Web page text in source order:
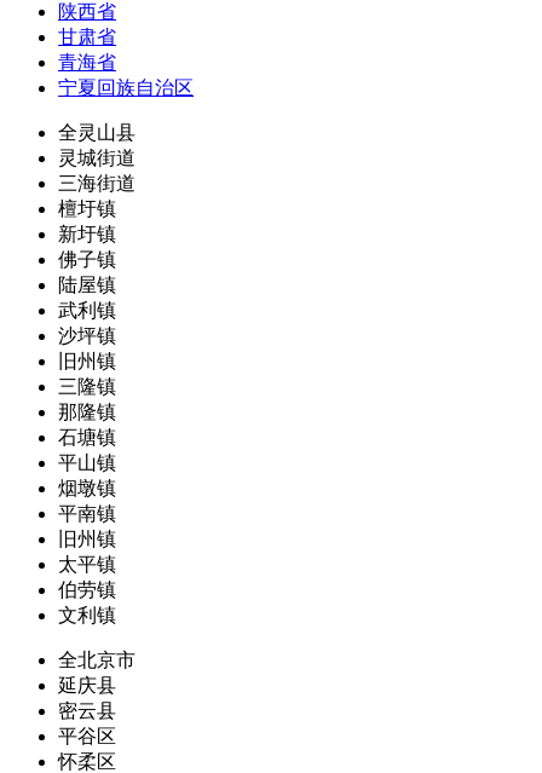
陕西省
甘肃省
青海省
宁夏回族自治区
全灵山县
灵城街道
三海街道
檀圩镇
新圩镇
佛子镇
陆屋镇
武利镇
沙坪镇
旧州镇
三隆镇
那隆镇
石塘镇
平山镇
烟墩镇
平南镇
旧州镇
太平镇
伯劳镇
文利镇
全北京市
延庆县
密云县
平谷区
怀柔区